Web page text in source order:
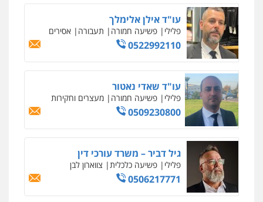
דוד אפרים משרד עורכי דין
פלילי צווארון לבן מס הכנסה מע"מ
0506209859
עדי כרמלי – חברת עו"ד
פלילי כלכלי עורכי דין לענייני אסירים
0525060666
גיא זהבי משרד עורכי דין
פלילי משפחה
503456449